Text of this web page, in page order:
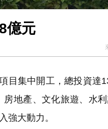
億元
目集中開工，總投資達
地產、文化旅遊、水
強大動力。